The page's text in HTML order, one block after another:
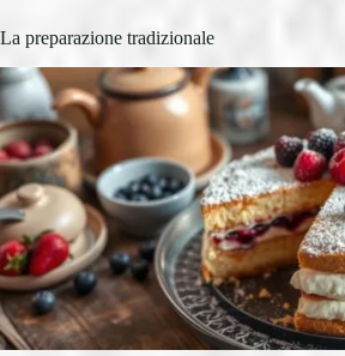
La preparazione tradizionale